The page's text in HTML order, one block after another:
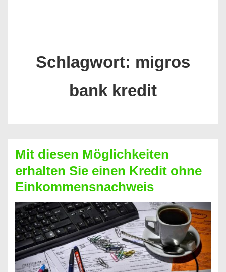
Schlagwort: migros
bank kredit
Mit diesen Möglichkeiten
erhalten Sie einen Kredit ohne
Einkommensnachweis